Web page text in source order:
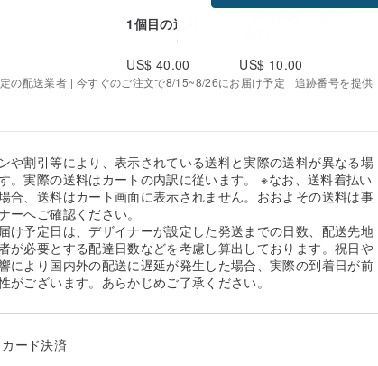
1個目の送料
2個目以降の追加
US$ 40.00 US$ 10.00
の配送業者 | 今すぐのご注文で8/15~8/26にお届け予定 | 追跡番号を提供
や割引等により、表示されている送料と実際の送料が異なる場
。実際の送料はカートの内訳に従います。 ※なお、送料着払い
合、送料はカート画面に表示されません。おおよその送料は事
ーへご確認ください。
け予定日は、デザイナーが設定した発送までの日数、配送先地
が必要とする配達日数などを考慮し算出しております。祝日や
により国内外の配送に遅延が発生した場合、実際の到着日が前
がございます。あらかじめご了承ください。
ード決済